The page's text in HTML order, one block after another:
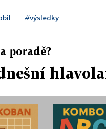
#výsledky
poradě?